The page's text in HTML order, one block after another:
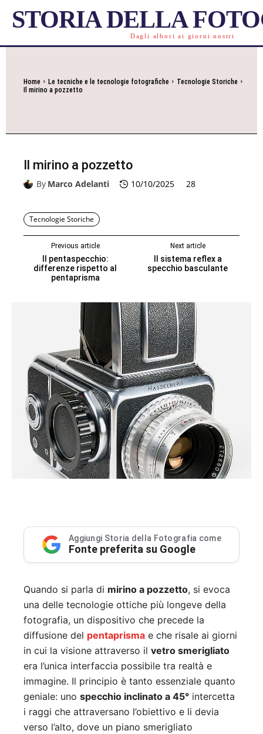
STORIA DELLA
Dagli albori ai giorni nostri
Home Le tecniche e le tecnologie fotografiche
Tecnologie Storiche
Il mirino a pozzetto
Il mirino a pozzetto
By Marco Adelanti 10/10/2025 28
Tecnologie Storiche
Previous article
Il pentaspecchio:
differenze rispetto al
pentaprisma
Next article
Il sistema reflex a
specchio basculante
Aggiungi Storia della Fotografia come
Fonte preferita su Google
Quando si parla di mirino a pozzetto, si evoca
una delle tecnologie ottiche più longeve della
fotografia, un dispositivo che precede la
diffusione del pentaprisma e che risale ai giorni
in cui la visione attraverso il vetro smerigliato
era l’unica interfaccia possibile tra realtà e
immagine. Il principio è tanto essenziale quanto
geniale: uno specchio inclinato a 45° intercetta
i raggi che attraversano l’obiettivo e li devia
verso l’alto, dove un piano smerigliato